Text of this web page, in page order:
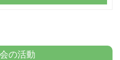
の活動